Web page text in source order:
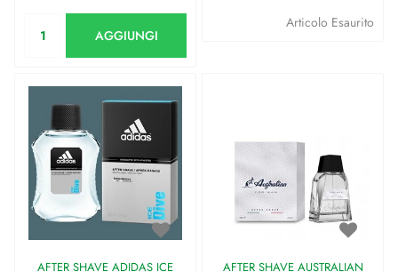
AGGIUNGI
Articolo Esaurito
AFTER SHAVE ADIDAS ICE AFTER SHAVE AUSTRALIAN